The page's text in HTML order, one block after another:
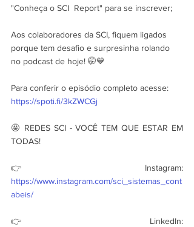
"Conheça o SCI  Report" para se inscrever;
Aos colaboradores da SCI, fiquem ligados
porque tem desafio e surpresinha rolando
no podcast de hoje! 🤭💙
Para conferir o episódio completo acesse:
https://spoti.fi/3kZWCGj
🤩 REDES SCI - VOCÊ TEM QUE ESTAR EM
TODAS!
https://www.instagram.com/sci_sistemas_cont
abeis/